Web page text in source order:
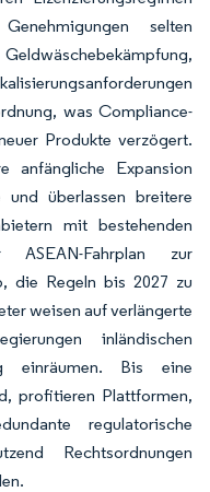
selten
was Compliance-
Produkte verzögert.
anfängliche Expansion
überlassen breitere
mit bestehenden
ASEAN-Fahrplan zur
die Regeln bis 2027 zu
weisen auf verlängerte
inländischen
einräumen. Bis eine
profitieren Plattformen,
regulatorische
Rechtsordnungen